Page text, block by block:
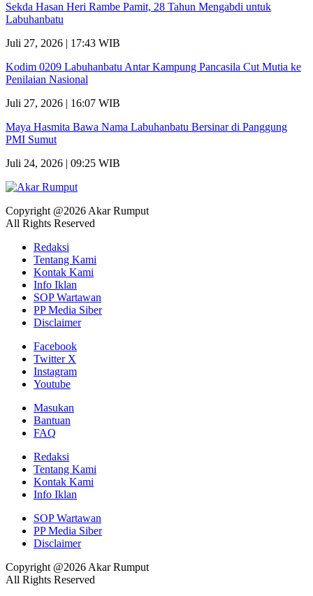
Sekda Hasan Heri Rambe Pamit, 28 Tahun Mengabdi untuk
Labuhanbatu
Juli 27, 2026 | 17:43 WIB
Kodim 0209 Labuhanbatu Antar Kampung Pancasila Cut Mutia ke
Penilaian Nasional
Juli 27, 2026 | 16:07 WIB
Maya Hasmita Bawa Nama Labuhanbatu Bersinar di Panggung
PMI Sumut
Juli 24, 2026 | 09:25 WIB
Copyright @2026 Akar Rumput
All Rights Reserved
Redaksi
Tentang Kami
Kontak Kami
Info Iklan
SOP Wartawan
PP Media Siber
Disclaimer
Facebook
Twitter X
Instagram
Youtube
Masukan
Bantuan
FAQ
Redaksi
Tentang Kami
Kontak Kami
Info Iklan
SOP Wartawan
PP Media Siber
Disclaimer
Copyright @2026 Akar Rumput
All Rights Reserved